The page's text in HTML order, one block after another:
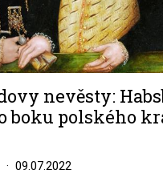
nevěsty:
boku polského
09.07.2022